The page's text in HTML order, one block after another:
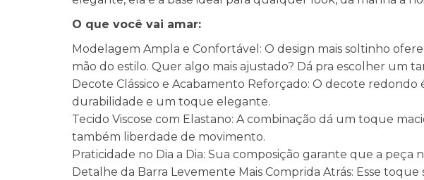
O que você vai amar:
Modelagem Ampla e Confortável: O design mais soltinho
mão do estilo. Quer algo mais ajustado? Dá pra escolher um
Decote Clássico e Acabamento Reforçado: O decote
durabilidade e um toque elegante.
Tecido Viscose com Elastano: A combinação dá um toque
também liberdade de movimento.
Praticidade no Dia a Dia: Sua composição garante que a
Detalhe da Barra Levemente Mais Comprida Atrás: Esse